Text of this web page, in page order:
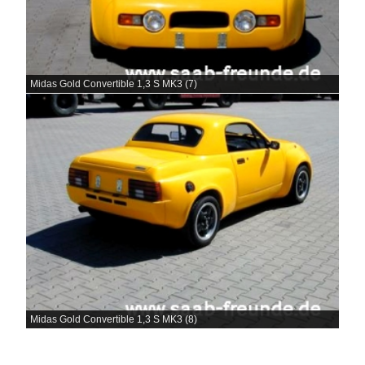
Midas Gold Convertible 1,3 S MK3 (7)
Midas Gold Convertible 1,3 S MK3 (8)